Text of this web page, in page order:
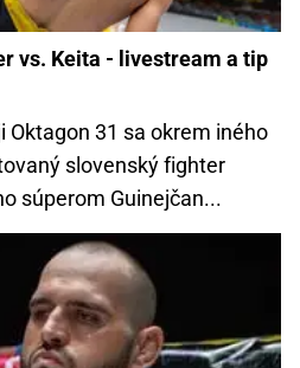
vs. Keita - livestream a tip
31 sa okrem iného
slovenský fighter
súperom Guinejčan...